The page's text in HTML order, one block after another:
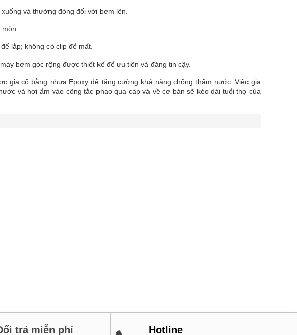
và thường đóng đối với bơm lên.
lắp; không có clip để mất.
bơm góc rộng được thiết kế để ưu tiên và đáng tin cậy.
gia cố bằng nhựa Epoxy để tăng cường khả năng chống thấm nước. Việc gia
và hơi ẩm vào công tắc phao qua cáp và về cơ bản sẽ kéo dài tuổi thọ của
trả miễn phí
Hotline